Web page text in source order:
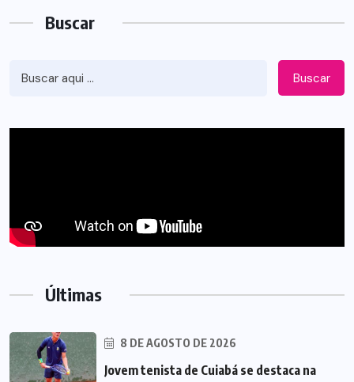
Buscar
Buscar
Últimas
8 DE AGOSTO DE 2026
Jovem tenista de Cuiabá se destaca na